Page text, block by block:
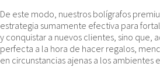
De este modo, nuestros bolígrafos
estrategia sumamente efectiva para
y conquistar a nuevos clientes, sino que,
perfecta a la hora de hacer regalos,
en circunstancias ajenas a los ambientes